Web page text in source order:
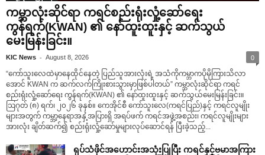
ကမ္ဘာလုံးဆိုင်ရာ ကရင်စည်းရုံးလှုံ့ဆော်ရေး
ကွန်ရက်(KWAN) ၏ နော်ထူးထူးနှင့် ဆက်သွယ်
မေးမြန်းခြင်း။
KIC News - August 8, 2026 0
“ကော်သူးလေထဲမှာနေထိုင်နေတဲ့ ပြည်သူအားလုံးရဲ့ အသံကိုကမ္ဘာကပိုမိုကြားသိလာ
အောင် KWAN က ဆက်လက်ကြိုးစားသွားမှာဖြစ်ပါတယ်” ကမ္ဘာလုံးဆိုင်ရာ ကရင်
စည်းရုံးလှုံ့ဆော်ရေး ကွန်ရက်(KWAN) ၏ နော်ထူးထူးနှင့် ဆက်သွယ်မေးမြန်းခြင်း။
ဩဂုတ် (၈) ရက်၊ ၂၀၂၆ ခုနှစ်။ ကေအိုင်စီ ကော်သူးလေ(ကရင်ပြည်)နှင့် ကရင်လူမျိုး
များအတွက် ကမ္ဘာ့နေရာအနှံ့အပြားရှိ အရပ်ဖက် ကရင်အဖွဲ့အစည်း၊ ကရင်လူမျိုးများ
အားလုံး ချိတ်ဆက်၍ စည်းရုံးလှုံ့ဆော်မှုများလုပ်ဆောင်ရန် ပြီးခဲ့သည့်...
ရုပ်သံဖိုင်အဟောင်းအသုံးပြုပြီး ကရင်နှင့်ဗမာအကြား